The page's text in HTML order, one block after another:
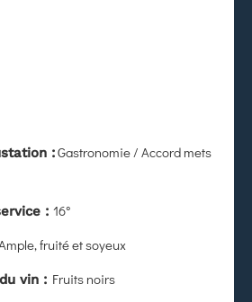
:Gastronomie / Accord mets
: 16°
fruité et soyeux
vin : Fruits noirs